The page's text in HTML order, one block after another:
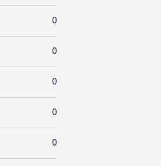
0
0
0
0
0